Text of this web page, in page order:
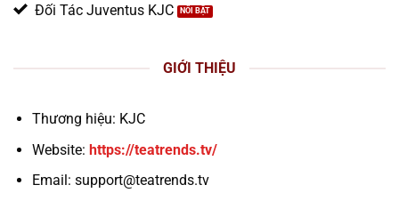
Đối Tác Juventus KJC
GIỚI THIỆU
Thương hiệu: KJC
Website: https://teatrends.tv/
Email: support@teatrends.tv